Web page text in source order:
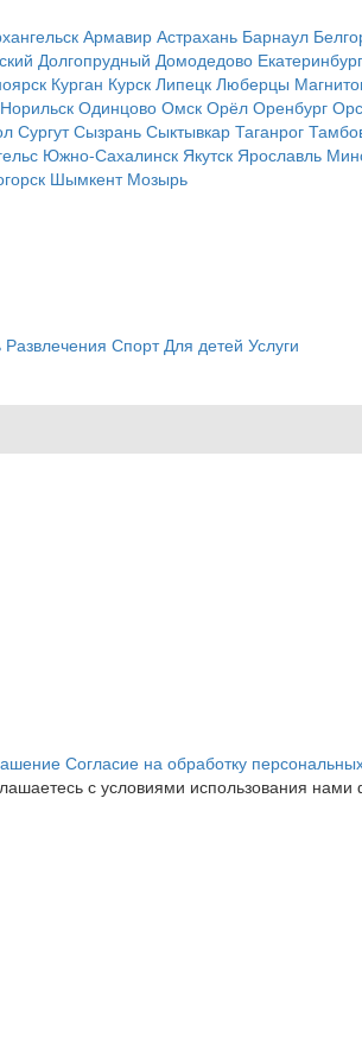
Армавир Астрахань Барнаул
Долгопрудный Домодедово Екатеринбург
Курган Курск Липецк Люберцы
Норильск Одинцово Омск Орёл Оренбург
Сургут Сызрань Сыктывкар Таганрог
Южно-Сахалинск Якутск Ярославль
Шымкент Мозырь
Развлечения Спорт Для детей Услуги
Согласие на обработку
с условиями использования нами